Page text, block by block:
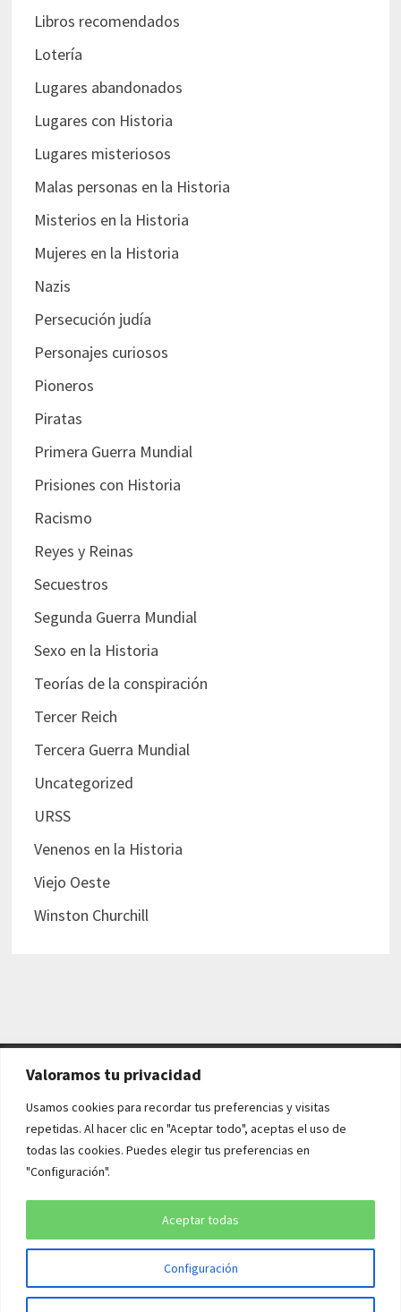
Valoramos tu privacidad
Usamos cookies para recordar tus preferencias y visitas
repetidas. Al hacer clic en "Aceptar todo", aceptas el uso de
todas las cookies. Puedes elegir tus preferencias en
"Configuración".
Configuración
Aceptar todas
Libros recomendados
Lotería
Lugares abandonados
Lugares con Historia
Lugares misteriosos
Malas personas en la Historia
Misterios en la Historia
Mujeres en la Historia
Nazis
Persecución judía
Personajes curiosos
Pioneros
Piratas
Primera Guerra Mundial
Prisiones con Historia
Racismo
Reyes y Reinas
Secuestros
Segunda Guerra Mundial
Sexo en la Historia
Teorías de la conspiración
Tercer Reich
Tercera Guerra Mundial
Uncategorized
URSS
Venenos en la Historia
Viejo Oeste
Winston Churchill
AVISO LEGAL Y POLÍTICAS
Aviso legal
Política de cookies
Copyright © 2026¡QUÉ HISTORIA!. Funciona conWordPressy